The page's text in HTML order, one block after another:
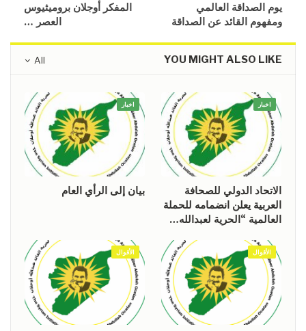
يوم الصداقة العالمي
ومفهوم القائد عن الصداقة
المفكر أوجلان بروميثيوس
العصر …
All YOU MIGHT ALSO LIKE
اخبار
الاتحاد الدولي للصحافة
العربية يعلن انضمامه للحملة
العالمية “الحرية لعبدالله…
اخبار
بيان إلى الرأي العام
الأقوال الأقوال